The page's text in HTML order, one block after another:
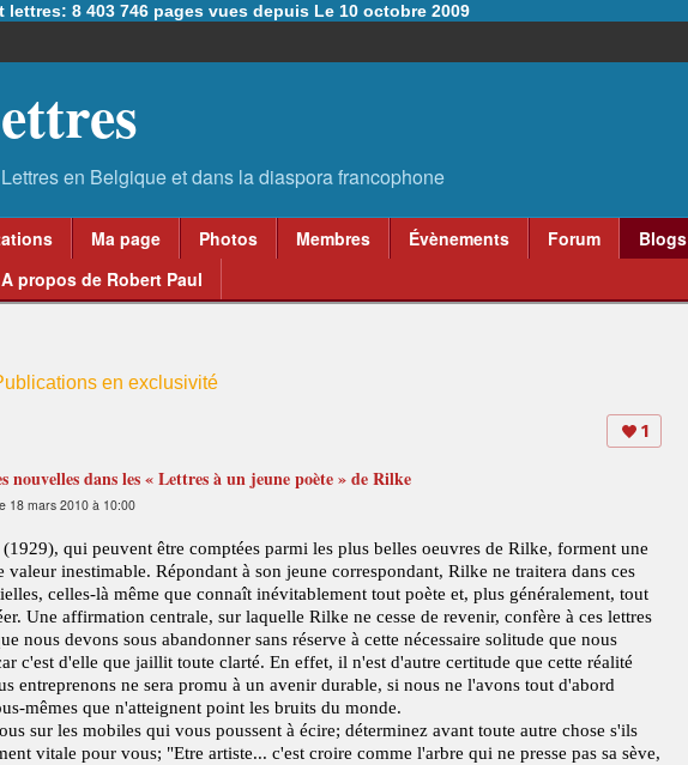
8 403 746 pages vues depuis Le 10 octobre 2009
Ma page Photos Membres Évènements Forum Blogs
A propos de Robert Paul
en exclusivité
1
nouvelles dans les « Lettres à un jeune poète » de Rilke
18 mars 2010 à 10:00
qui peuvent être comptées parmi les plus belles oeuvres de Rilke, forment une
inestimable. Répondant à son jeune correspondant, Rilke ne traitera dans ces
celles-là même que connaît inévitablement tout poète et, plus généralement, tout
Une affirmation centrale, sur laquelle Rilke ne cesse de revenir, confère à ces lettres
nous devons sous abandonner sans réserve à cette nécessaire solitude que nous
c'est d'elle que jaillit toute clarté. En effet, il n'est d'autre certitude que cette réalité
entreprenons ne sera promu à un avenir durable, si nous ne l'avons tout d'abord
mêmes que n'atteignent point les bruits du monde.
sur les mobiles qui vous poussent à écire; déterminez avant toute autre chose s'ils
vitale pour vous; "Etre artiste... c'est croire comme l'arbre qui ne presse pas sa sève,